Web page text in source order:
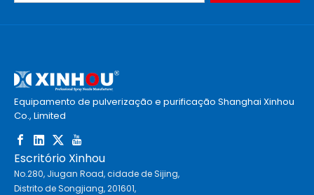
Equipamento de pulverização e purificação Shanghai Xinhou
Co., Limited
Escritório Xinhou
No.280, Jiugan Road, cidade de Sijing,
Distrito de Songjiang, 201601,